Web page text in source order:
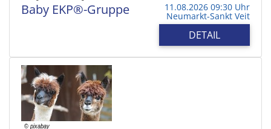
Baby EKP®-Gruppe 11.08.2026 09:30 Uhr
Neumarkt-Sankt Veit
DETAIL